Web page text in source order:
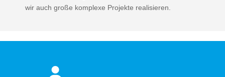
wir auch große komplexe Projekte realisieren.